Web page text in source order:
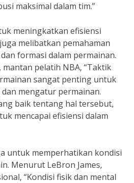
maksimal dalam tim.”
meningkatkan efisiensi
melibatkan pemahaman
formasi dalam permainan.
pelatih NBA, “Taktik
sangat penting untuk
mengatur permainan.
baik tentang hal tersebut,
mencapai efisiensi dalam
untuk memperhatikan kondisi
Menurut LeBron James,
“Kondisi fisik dan mental